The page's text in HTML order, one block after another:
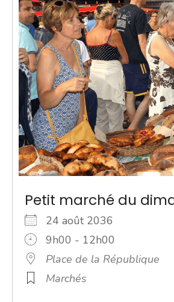
Petit marché du
24 août 2036
9h00 - 12h00
Place de la République
Marchés